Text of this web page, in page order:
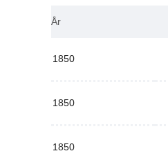
År
1850
1850
1850